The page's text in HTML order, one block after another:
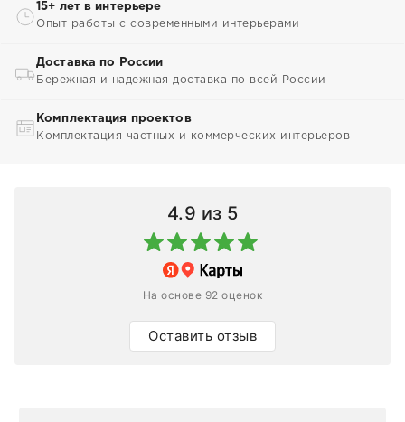
15+ лет в интерьере
Опыт работы с современными интерьерами
Доставка по России
Бережная и надежная доставка по всей России
Комплектация проектов
Комплектация частных и коммерческих интерьеров
4.9 из 5
На основе 92 оценок
Оставить отзыв